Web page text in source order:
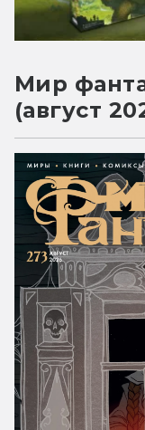
Мир
(август